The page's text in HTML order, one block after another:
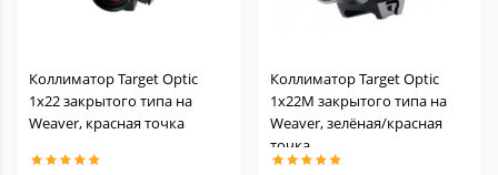
Коллиматор Target Optic
1х22 закрытого типа на
Weaver, красная точка
Коллиматор Target Optic
1х22М закрытого типа на
Weaver, зелёная/красная
точка